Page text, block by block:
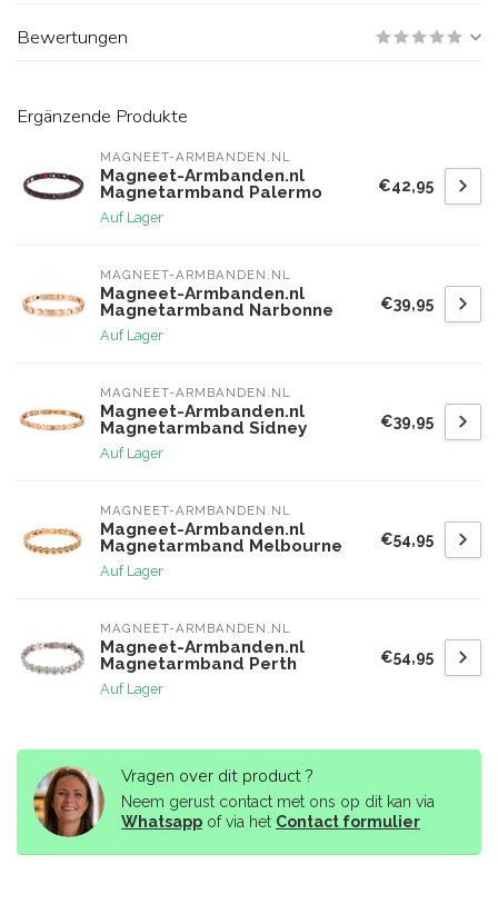
Bewertungen
Ergänzende Produkte
MAGNEET-ARMBANDEN.NL
Magneet-Armbanden.nl
Magnetarmband Palermo
Auf Lager
€42,95
MAGNEET-ARMBANDEN.NL
Magneet-Armbanden.nl
Magnetarmband Narbonne
Auf Lager
€39,95
MAGNEET-ARMBANDEN.NL
Magneet-Armbanden.nl
Magnetarmband Sidney
Auf Lager
€39,95
MAGNEET-ARMBANDEN.NL
Magneet-Armbanden.nl
Magnetarmband Melbourne
Auf Lager
€54,95
MAGNEET-ARMBANDEN.NL
Magneet-Armbanden.nl
Magnetarmband Perth
Auf Lager
€54,95
Vragen over dit product ?
Neem gerust contact met ons op dit kan via
Whatsapp of via het Contact formulier